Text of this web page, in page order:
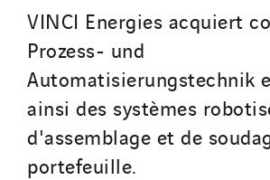
VINCI Energies acquiert
Prozess- und
Automatisierungstechnik
ainsi des systèmes
d'assemblage et de
portefeuille.